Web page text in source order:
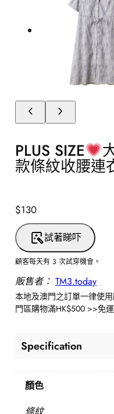
PLUS SIZE
款條紋收腰連
$130
試著睇吓
顧客每天有 3 次試穿機會。
販售者： TM3.today
本地及澳門之訂單一律使
門區購物滿HK$500 >>免
Specification
顏色
條紋